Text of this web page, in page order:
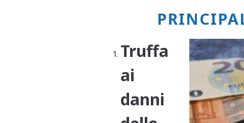
Truffa
ai
danni